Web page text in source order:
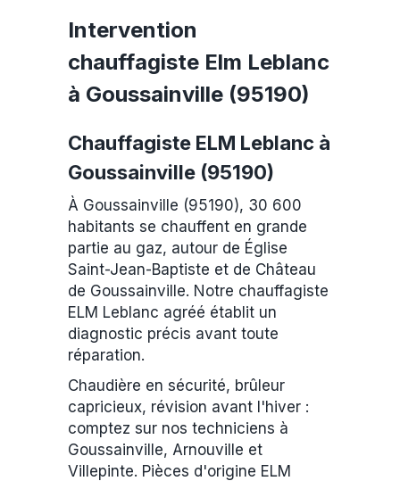
Intervention
chauffagiste Elm Leblanc
à Goussainville (95190)
Chauffagiste ELM Leblanc à
Goussainville (95190)
À Goussainville (95190), 30 600
habitants se chauffent en grande
partie au gaz, autour de Église
Saint-Jean-Baptiste et de Château
de Goussainville. Notre chauffagiste
ELM Leblanc agréé établit un
diagnostic précis avant toute
réparation.
Chaudière en sécurité, brûleur
capricieux, révision avant l'hiver :
comptez sur nos techniciens à
Goussainville, Arnouville et
Villepinte. Pièces d'origine ELM